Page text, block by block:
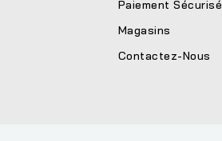
Paiement Sécurisé
Magasins
Contactez-Nous